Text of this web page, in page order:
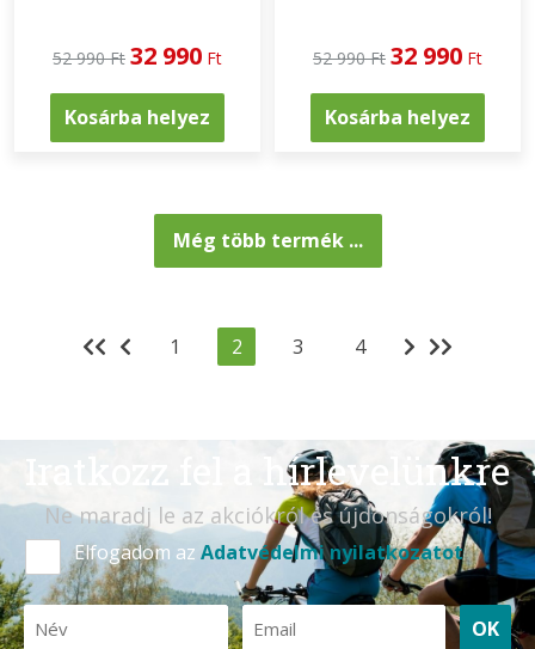
52 990 Ft 32 990 Ft
Kosárba helyez
52 990 Ft 32 990 Ft
Kosárba helyez
Még több termék ...
1 2 3 4
Iratkozz fel a hírlevelünkre
Ne maradj le az akciókról és újdonságokról!
Elfogadom az Adatvédelmi nyilatkozatot
OK